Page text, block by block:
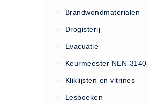
Contact
Algemene Voorwaarden
> Brandwondmaterialen
> Drogisterij
> Evacuatie
> Keurmeester NEN-3140
> Kliklijsten en vitrines
> Lesboeken